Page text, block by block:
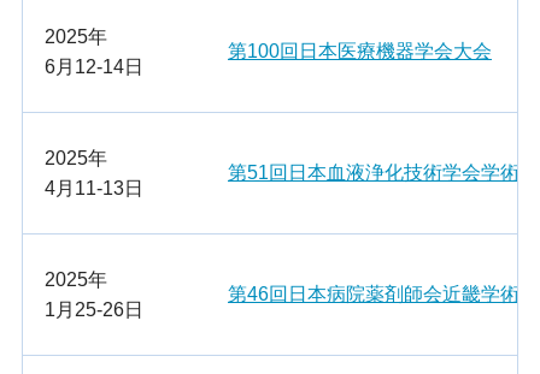
2025年
6月12-14日
第100回日本医療機器学会大会
2025年
4月11-13日
第51回日本血液浄化技術学会学術
2025年
1月25-26日
第46回日本病院薬剤師会近畿学術